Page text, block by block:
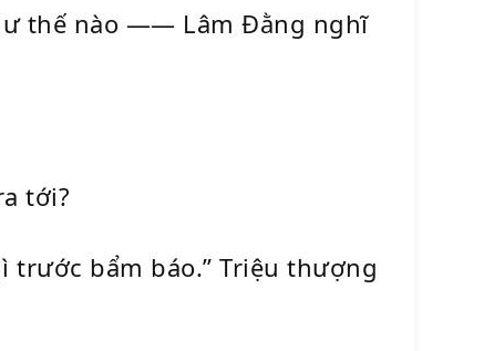
thế nào —— Lâm Đằng nghĩ
tới?
bẩm báo.” Triệu thượng